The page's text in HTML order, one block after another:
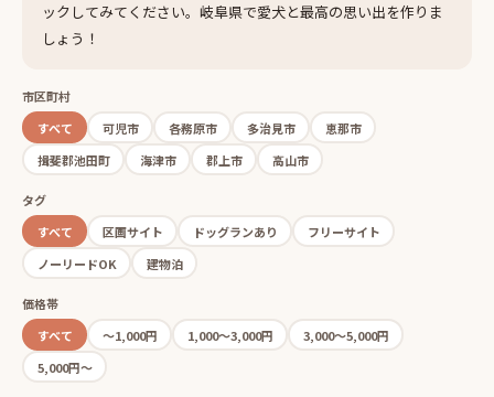
ックしてみてください。岐阜県で愛犬と最高の思い出を作りま
しょう！
市区町村
すべて
可児市 各務原市 多治見市
恵那市
揖斐郡池田町
海津市 郡上市 高山市
タグ
すべて
区画サイト ドッグランあり
フリーサイト
ノーリードOK
建物泊
価格帯
すべて
〜1,000円 1,000〜3,000円
3,000〜5,000円
5,000円〜